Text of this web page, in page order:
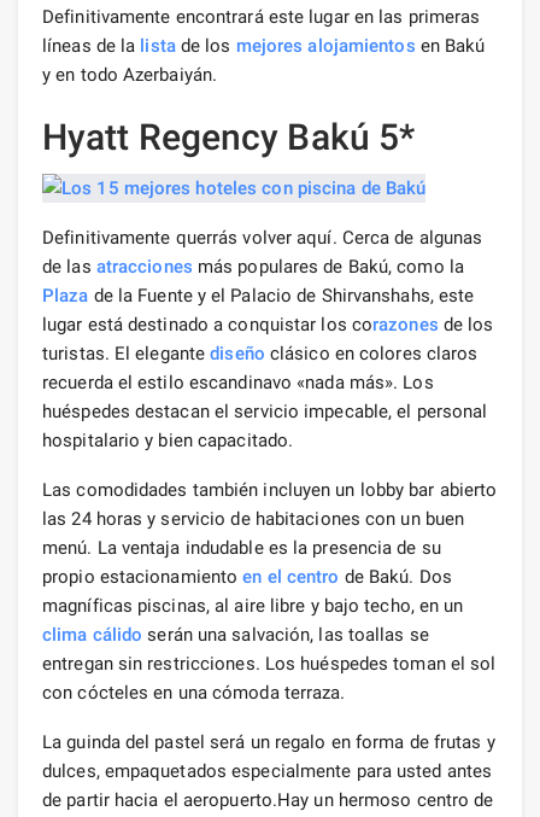
Definitivamente encontrará este lugar en las primeras
líneas de la listade los mejores alojamientos en Bakú
y en todo Azerbaiyán.
Hyatt Regency Bakú 5*
Definitivamente querrás volver aquí. Cerca de algunas
de las atracciones más populares de Bakú, como la
Plaza de la Fuente y el Palacio de Shirvanshahs, este
lugar está destinado a conquistar los corazones de los
turistas. El elegantediseño clásico en colores claros
recuerda el estilo escandinavo «nada más». Los
huéspedes destacan el servicio impecable, el personal
hospitalario y bien capacitado.
Las comodidades también incluyen un lobby bar abierto
las 24 horas y servicio de habitaciones con un buen
menú. La ventaja indudable es la presencia de su
propio estacionamientoen el centro de Bakú. Dos
magníficas piscinas, al aire libre y bajo techo, en un
clima cálido serán una salvación, las toallas se
entregan sin restricciones. Los huéspedes toman el sol
con cócteles en una cómoda terraza.
La guinda del pastel será un regalo en forma de frutas y
dulces, empaquetados especialmente para usted antes
de partir hacia el aeropuerto.Hay un hermoso centro de